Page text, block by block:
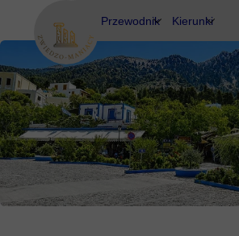
Przewodnik
Eubea
Kos
Rodos
Kierunki
Ateny
Delfy
Eubea
Kalimnos
Korfu